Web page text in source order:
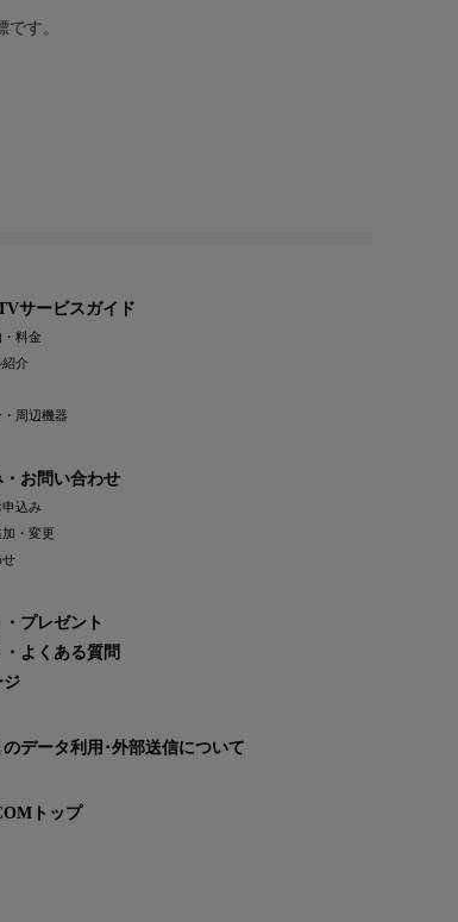
す。
サービスガイド
料金
紹介
周辺機器
・お問い合わせ
込み
・変更
せ
プレゼント
よくある質問
ジ
のデータ利用･外部送信について
トップ